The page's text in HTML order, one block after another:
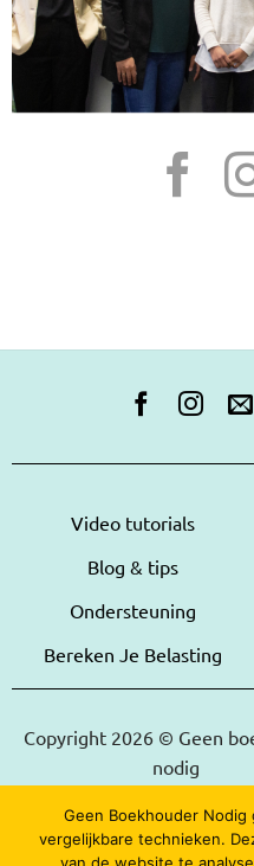
Video tutorials
Blog & tips
Ondersteuning
Bereken Je Belasting
Copyright 2026 © Geen
nodig
Geen Boekhouder
vergelijkbare technieken.